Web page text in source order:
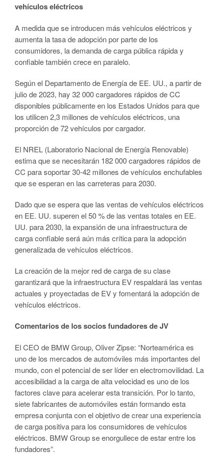
vehículos eléctricos
A medida que se introducen más vehículos eléctricos y
aumenta la tasa de adopción por parte de los
consumidores, la demanda de carga pública rápida y
confiable también crece en paralelo.
Según el Departamento de Energía de EE. UU., a partir de
julio de 2023, hay 32 000 cargadores rápidos de CC
disponibles públicamente en los Estados Unidos para que
los utilicen 2,3 millones de vehículos eléctricos, una
proporción de 72 vehículos por cargador.
El NREL (Laboratorio Nacional de Energía Renovable)
estima que se necesitarán 182 000 cargadores rápidos de
CC para soportar 30-42 millones de vehículos enchufables
que se esperan en las carreteras para 2030.
Dado que se espera que las ventas de vehículos eléctricos
en EE. UU. superen el 50 % de las ventas totales en EE.
UU. para 2030, la expansión de una infraestructura de
carga confiable será aún más crítica para la adopción
generalizada de vehículos eléctricos.
La creación de la mejor red de carga de su clase
garantizará que la infraestructura EV respaldará las ventas
actuales y proyectadas de EV y fomentará la adopción de
vehículos eléctricos.
Comentarios de los socios fundadores de JV
El CEO de BMW Group, Oliver Zipse: “Norteamérica es
uno de los mercados de automóviles más importantes del
mundo, con el potencial de ser líder en electromovilidad. La
accesibilidad a la carga de alta velocidad es uno de los
factores clave para acelerar esta transición. Por lo tanto,
siete fabricantes de automóviles están formando esta
empresa conjunta con el objetivo de crear una experiencia
de carga positiva para los consumidores de vehículos
eléctricos. BMW Group se enorgullece de estar entre los
fundadores”.